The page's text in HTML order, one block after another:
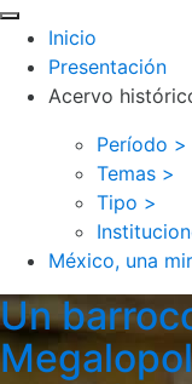
Inicio
Presentación
Acervo
Período >
Temas >
Tipo >
México, una
Un